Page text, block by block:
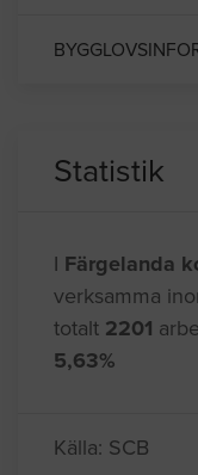
Statistik
I Färgelanda
verksamma
totalt 2201
5,63%
Källa: SCB